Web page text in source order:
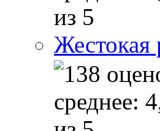
Жестокая